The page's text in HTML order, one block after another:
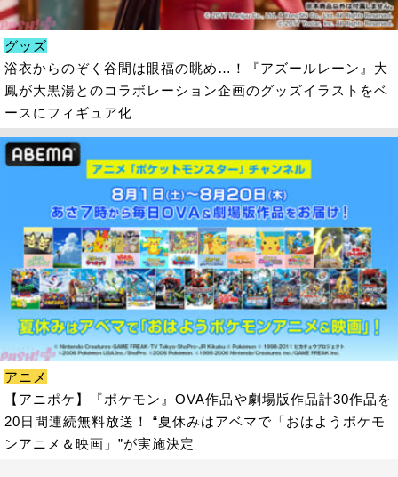
グッズ
浴衣からのぞく谷間は眼福の眺め…！『アズールレーン』大
鳳が大黒湯とのコラボレーション企画のグッズイラストをベ
ースにフィギュア化
アニメ
【アニポケ】『ポケモン』OVA作品や劇場版作品計30作品を
20日間連続無料放送！ “夏休みはアベマで「おはようポケモ
ンアニメ＆映画」”が実施決定